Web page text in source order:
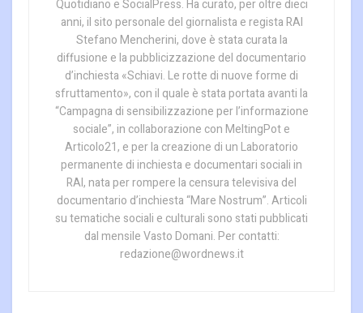
Quotidiano e SocialPress. Ha curato, per oltre dieci
anni, il sito personale del giornalista e regista RAI
Stefano Mencherini, dove è stata curata la
diffusione e la pubblicizzazione del documentario
d’inchiesta «Schiavi. Le rotte di nuove forme di
sfruttamento», con il quale è stata portata avanti la
“Campagna di sensibilizzazione per l’informazione
sociale”, in collaborazione con MeltingPot e
Articolo21, e per la creazione di un Laboratorio
permanente di inchiesta e documentari sociali in
RAI, nata per rompere la censura televisiva del
documentario d’inchiesta “Mare Nostrum”. Articoli
su tematiche sociali e culturali sono stati pubblicati
dal mensile Vasto Domani. Per contatti:
redazione@wordnews.it